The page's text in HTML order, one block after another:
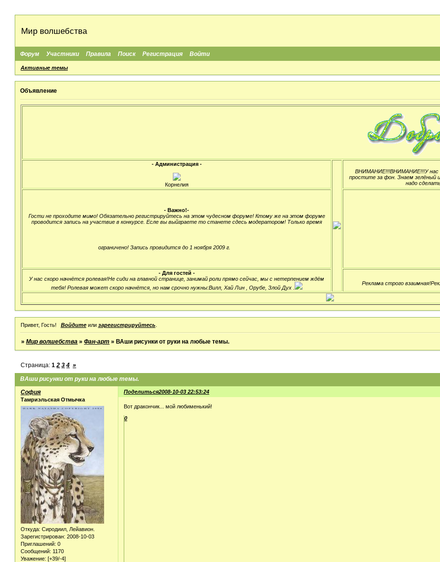
Мир волшебства
Форум Участники Правила Поиск Регистрация Войти
Активные темы
Объявление
- Администрация -
Корнелия
ВНИМАНИЕ!!!ВНИМАНИЕ!!!У нас
простите за фон. Знаем зелёный
надо
- Важно!-
Гости не проходите мимо! Обязательно регистрируйтесь на этом чудесном форуме! Ктому же на этом форуме
проводится запись на участвие в конкурсе. Есле вы выйграете то станете сдесь модератором! Только время
ограничено! Запись провидится до 1 ноября 2009 г.
- Для гостей -
У нас скоро начнётся ролевая!Не сиди на главной странице, занимай роли прямо сейчас, мы с нетерпением ждём
тебя! Ролевая может скоро начнётся, но нам срочно нужны:Вилл, Хай Лин , Орубе, Злой Дух .
Реклама строго
Привет, Гость! Войдитеили зарегистрируйтесь
»Мир волшебства »Фан-арт » ВАши рисунки от руки на любые темы.
ВАши рисунки от руки на любые темы.
Страница:1 2 3 4 »
Поделиться2008-10-03 22:53:24
София
Тамриэльская Отмычка
Откуда: Сиродиил, Лейавион.
Зарегистрирован: 2008-10-03
Приглашений: 0
Сообщений: 1170
Уважение: [+39/-4]
Вот дракончик... мой любименький!
0